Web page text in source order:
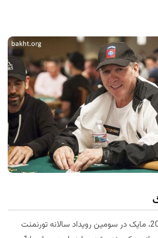
در 27 ژوئن سال 2006، مایک در سومین رویداد سالانه تورنمنت